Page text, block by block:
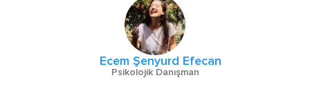
Ecem Şenyurd Efecan
Psikolojik Danışman